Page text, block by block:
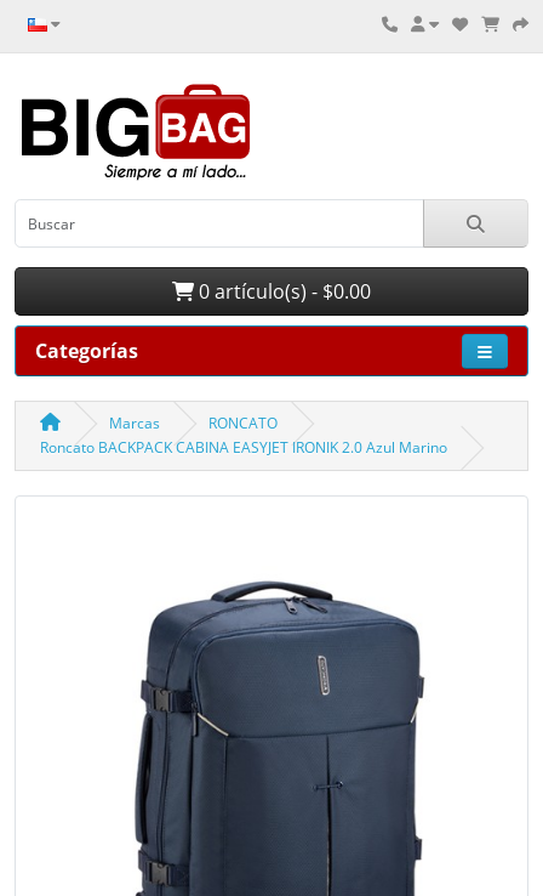
0 artículo(s) - $0.00
Categorías
Marcas
RONCATO
Roncato BACKPACK CABINA EASYJET IRONIK 2.0 Azul Marino